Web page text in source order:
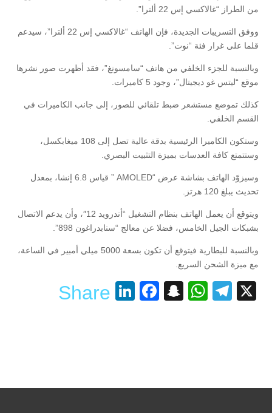
من الطراز “غالاكسي إس 22 ألترا”.
ووفق التسريبات الجديدة، فإن الهاتف “غالاكسي إس 22 ألترا”، سيدعم
قلما على غرار فئة “نوت”.
وبالنسبة للجزء الخلفي من هاتف “سامسونغ”، فقد أظهرت صور نشرها
موقع “ليتس غو ديجيتال”، وجود 5 كاميرات.
كذلك تموضع مستشعر ضبط تلقائي للصور، إلى جانب الكاميرات في
القسم الخلفي.
وستكون الكاميرا الرئيسية بدقة عالية تصل إلى 108 ميغابكسل،
وستتمتع كافة العدسات بميزة التثبيت البصري.
وسيزوّد الهاتف بشاشة عرض “AMOLED ” قياس 6.8 إنشا، بمعدل
تحديث يبلغ 120 هرتز.
ويتوقع أن يعمل الهاتف بنظام التشغيل “أندرويد 12″، وأن يدعم الاتصال
بشبكات الجيل الخامس، فضلا عن معالج “سنابدراغون 898”.
وبالنسبة للبطارية فيتوقع أن تكون بسعة 5000 ميلي أمبير في الساعة،
مع ميزة الشحن السريع.
X
Telegram
WhatsApp
Snapchat
Facebook
LinkedIn
Share